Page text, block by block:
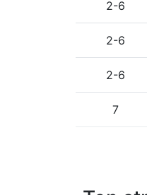
2-6
2-6
2-6
7